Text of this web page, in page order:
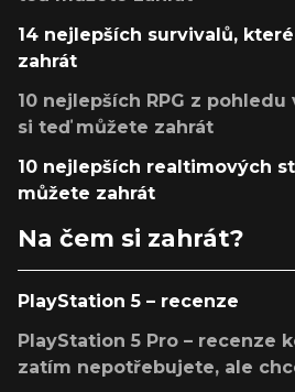
14 nejlepších survivalů,
zahrát
10 nejlepších RPG z
si teď můžete zahrát
10 nejlepších realtimových
můžete zahrát
Na čem si zahrát?
PlayStation 5 – recenze
PlayStation 5 Pro – recenze
zatím nepotřebujete, ale